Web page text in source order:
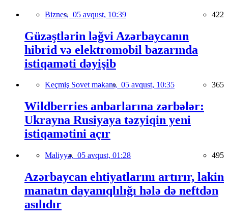
Biznes, 05 avqust, 10:39 422
Güzəştlərin ləğvi Azərbaycanın
hibrid və elektromobil bazarında
istiqaməti dəyişib
Keçmiş Sovet məkanı, 05 avqust, 10:35 365
Wildberries anbarlarına zərbələr:
Ukrayna Rusiyaya təzyiqin yeni
istiqamətini açır
Maliyyə, 05 avqust, 01:28 495
Azərbaycan ehtiyatlarını artırır, lakin
manatın dayanıqlılığı hələ də neftdən
asılıdır